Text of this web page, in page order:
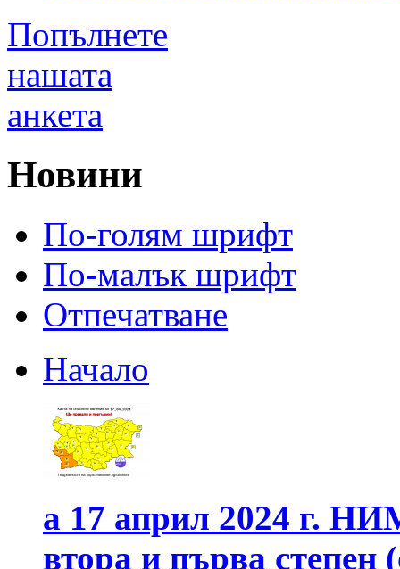
Попълнете
нашата
анкета
Новини
По-голям шрифт
По-малък шрифт
Отпечатване
Начало
а 17 април 2024 г.
втора и първа степен